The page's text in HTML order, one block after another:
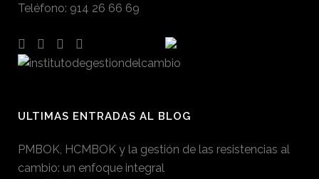
Teléfono: 914 26 66 69
ULTIMAS ENTRADAS AL BLOG
PMBOK, HCMBOK y la gestión de las resistencias al
cambio: un enfoque integral